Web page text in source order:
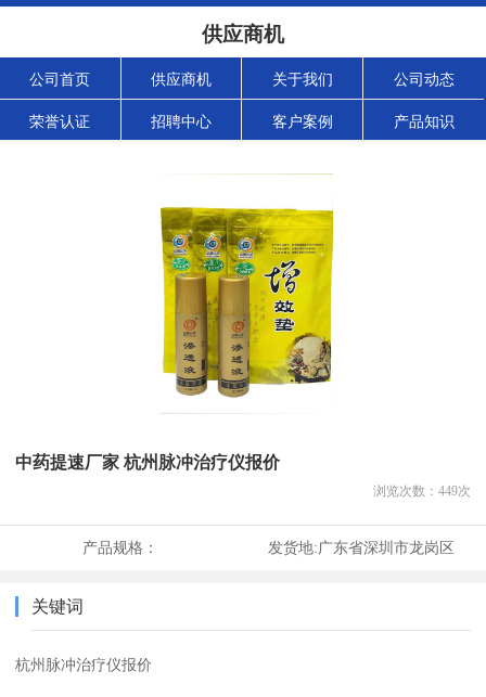
供应商机
公司首页 供应商机 关于我们 公司动态
荣誉认证 招聘中心 客户案例 产品知识
中药提速厂家 杭州脉冲治疗仪报价
浏览次数： 449次
产品规格： 发货地:广东省深圳市龙岗区
关键词
杭州脉冲治疗仪报价